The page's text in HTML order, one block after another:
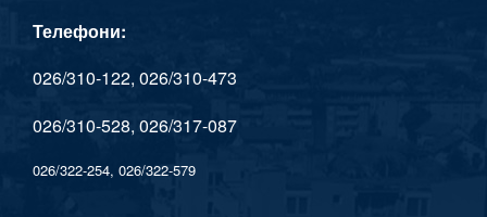
Телефони:
026/310-122, 026/310-473
026/310-528, 026/317-087
026/322-254, 026/322-579